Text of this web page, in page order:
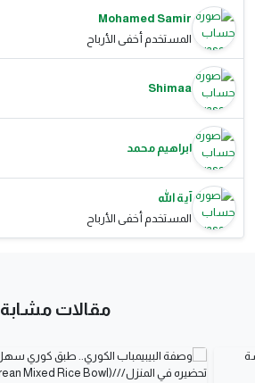
Mohamed Samir
المستخدم أخفى الأرباح
Shimaa
ابراهيم محمد
آية الله
المستخدم أخفى الأرباح
مقالات مشابة